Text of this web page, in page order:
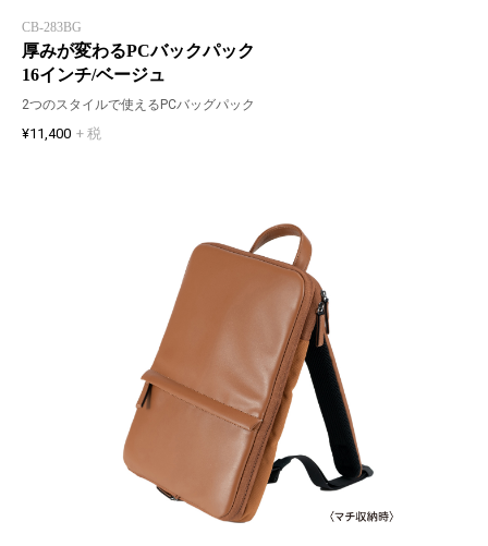
CB-283BG
厚みが変わるPCバックパック
16インチ/ベージュ
2つのスタイルで使えるPCバッグパック
¥11,400 + 税